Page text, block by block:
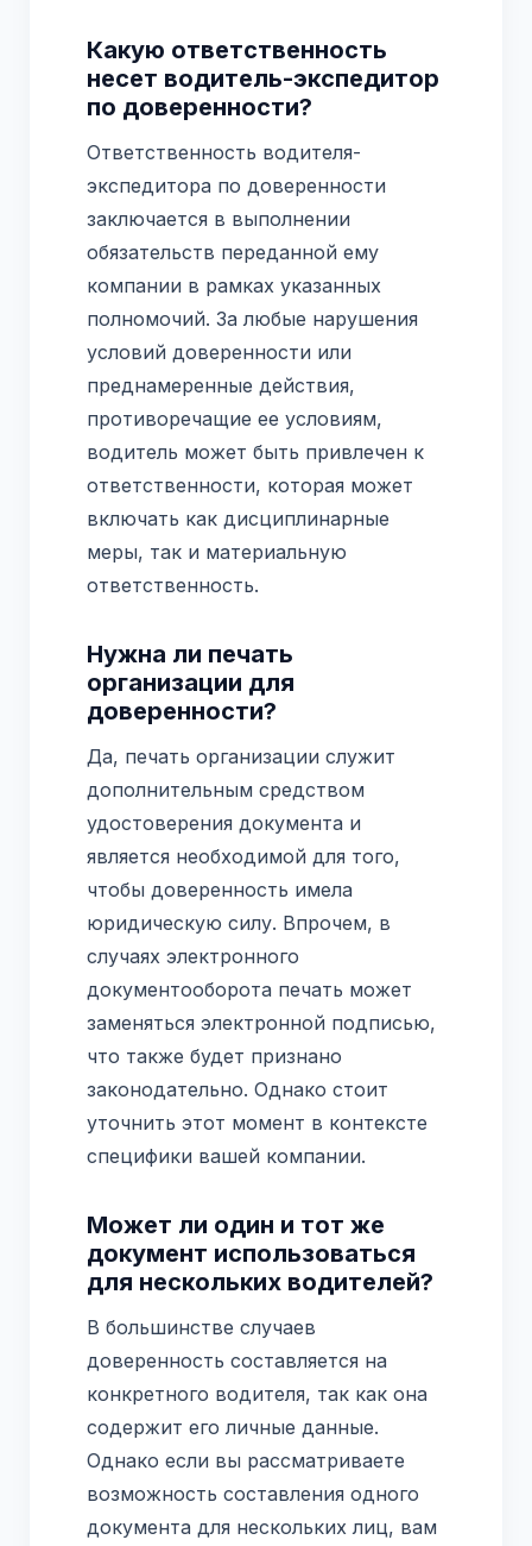
Какую ответственность
несет водитель-экспедитор
по доверенности?
Ответственность водителя-
экспедитора по доверенности
заключается в выполнении
обязательств переданной ему
компании в рамках указанных
полномочий. За любые нарушения
условий доверенности или
преднамеренные действия,
противоречащие ее условиям,
водитель может быть привлечен к
ответственности, которая может
включать как дисциплинарные
меры, так и материальную
ответственность.
Нужна ли печать
организации для
доверенности?
Да, печать организации служит
дополнительным средством
удостоверения документа и
является необходимой для того,
чтобы доверенность имела
юридическую силу. Впрочем, в
случаях электронного
документооборота печать может
заменяться электронной подписью,
что также будет признано
законодательно. Однако стоит
уточнить этот момент в контексте
специфики вашей компании.
Может ли один и тот же
документ использоваться
для нескольких водителей?
В большинстве случаев
доверенность составляется на
конкретного водителя, так как она
содержит его личные данные.
Однако если вы рассматриваете
возможность составления одного
документа для нескольких лиц, вам